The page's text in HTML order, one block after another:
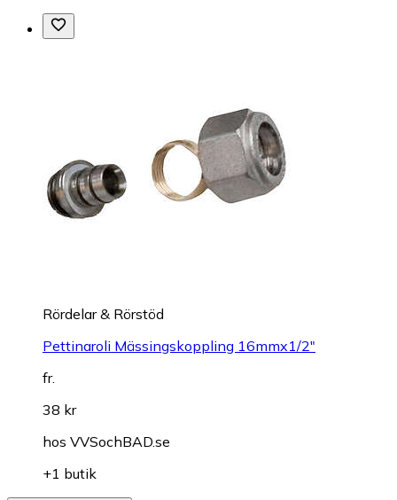
Rördelar & Rörstöd
Pettinaroli Mässingskoppling 16mmx1/2"
fr.
38 kr
hos VVSochBAD.se
+1 butik